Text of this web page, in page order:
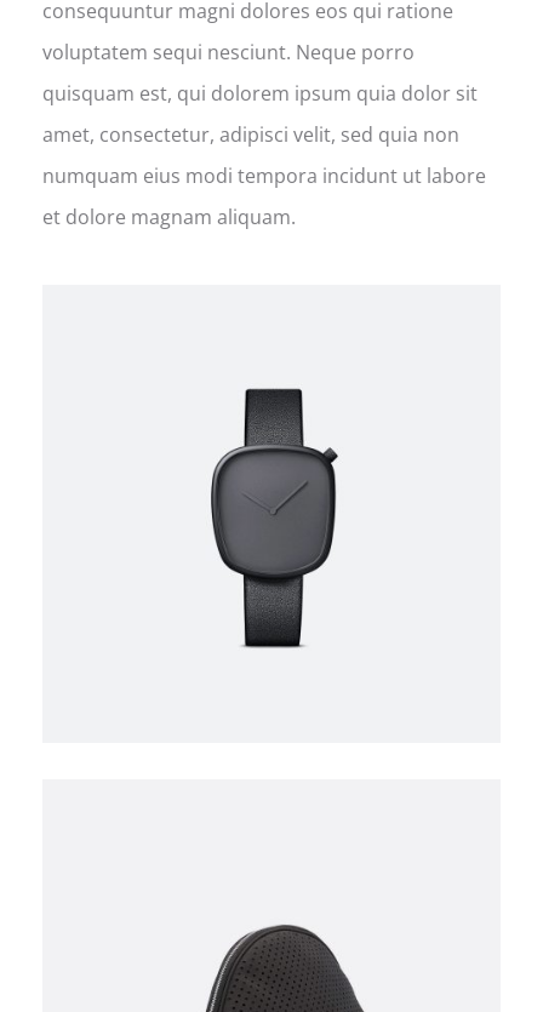
consequuntur magni dolores eos qui ratione
voluptatem sequi nesciunt. Neque porro
quisquam est, qui dolorem ipsum quia dolor sit
amet, consectetur, adipisci velit, sed quia non
numquam eius modi tempora incidunt ut labore
et dolore magnam aliquam.